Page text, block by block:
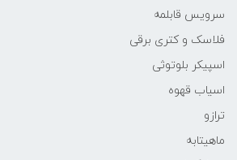
سرویس قابلمه
فلاسک و کتری برقی
اسپیکر بلوتوثی
اسیاب قهوه
ترازو
ماهیتابه